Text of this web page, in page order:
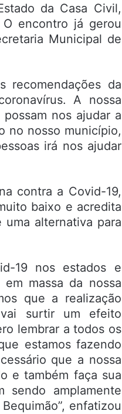
da Casa Civil,
encontro já gerou
Municipal de
recomendações da
A nossa
nos ajudar a
no nosso município,
irá nos ajudar
contra a Covid-19,
baixo e acredita
alternativa para
19 nos estados e
massa da nossa
que a realização
surtir um efeito
lembrar a todos os
estamos fazendo
que a nossa
e também faça sua
sendo amplamente
enfatizou